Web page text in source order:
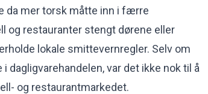
da mer torsk måtte inn i færre
og restauranter stengt dørene eller
lokale smittevernregler. Selv om
var det ikke nok til å
og restaurantmarkedet.